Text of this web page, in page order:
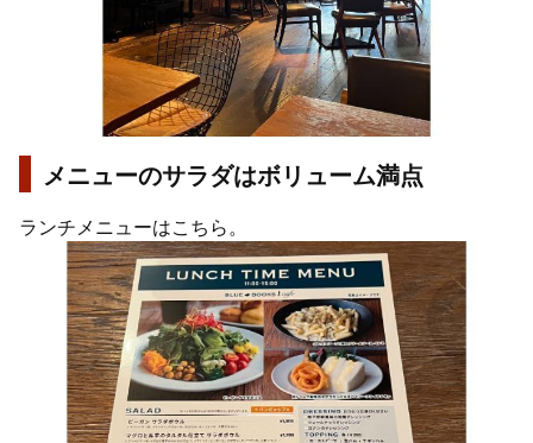
メニューのサラダはボリューム満点
ランチメニューはこちら。